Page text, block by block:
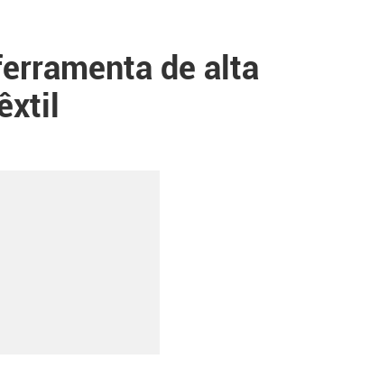
de alta